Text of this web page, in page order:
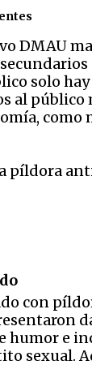
DMAU
solo
al público
como
píldora
con
humor e
sexual.